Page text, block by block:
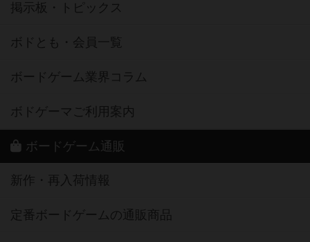
掲示板・トピックス
ボドとも・会員一覧
ボードゲーム業界コラム
ボドゲーマご利用案内
ボードゲーム通販
新作・再入荷情報
定番ボードゲームの通販商品